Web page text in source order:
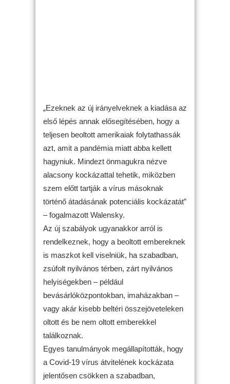
„Ezeknek az új irányelveknek a kiadása az
első lépés annak elősegítésében, hogy a
teljesen beoltott amerikaiak folytathassák
azt, amit a pandémia miatt abba kellett
hagyniuk. Mindezt önmagukra nézve
alacsony kockázattal tehetik, miközben
szem előtt tartják a vírus másoknak
történő átadásának potenciális kockázatát”
– fogalmazott Walensky.
Az új szabályok ugyanakkor arról is
rendelkeznek, hogy a beoltott embereknek
is maszkot kell viselniük, ha szabadban,
zsúfolt nyilvános térben, zárt nyilvános
helyiségekben – például
bevásárlóközpontokban, imaházakban –
vagy akár kisebb beltéri összejöveteleken
oltott és be nem oltott emberekkel
találkoznak.
Egyes tanulmányok megállapították, hogy
a Covid-19 vírus átvitelének kockázata
jelentősen csökken a szabadban,